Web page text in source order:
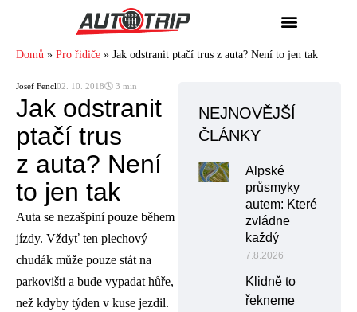
Domů » Pro řidiče » Jak odstranit ptačí trus z auta? Není to jen tak
Josef Fencl02. 10. 2018🕓 3 min
Jak odstranit
ptačí trus
z auta? Není
to jen tak
Auta se nezašpiní pouze během
jízdy. Vždyť ten plechový
chudák může pouze stát na
parkovišti a bude vypadat hůře,
než kdyby týden v kuse jezdil.
NEJNOVĚJŠÍ
ČLÁNKY
Alpské
průsmyky
autem: Které
zvládne
každý
7.8.2026
Klidně to
řekneme